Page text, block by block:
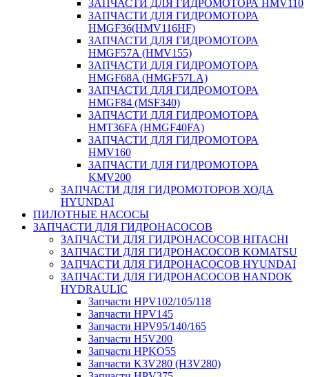
ЗАПЧАСТИ ДЛЯ ГИДРОМОТОРА HMV110
ЗАПЧАСТИ ДЛЯ ГИДРОМОТОРА
HMGF36(HMV116HF)
ЗАПЧАСТИ ДЛЯ ГИДРОМОТОРА
HMGF57A (HMV155)
ЗАПЧАСТИ ДЛЯ ГИДРОМОТОРА
HMGF68A (HMGF57LA)
ЗАПЧАСТИ ДЛЯ ГИДРОМОТОРА
HMGF84 (MSF340)
ЗАПЧАСТИ ДЛЯ ГИДРОМОТОРА
HMT36FA (HMGF40FA)
ЗАПЧАСТИ ДЛЯ ГИДРОМОТОРА
HMV160
ЗАПЧАСТИ ДЛЯ ГИДРОМОТОРА
KMV200
ЗАПЧАСТИ ДЛЯ ГИДРОМОТОРОВ ХОДА
HYUNDAI
ПИЛОТНЫЕ НАСОСЫ
ЗАПЧАСТИ ДЛЯ ГИДРОНАСОСОВ
ЗАПЧАСТИ ДЛЯ ГИДРОНАСОСОВ HITACHI
ЗАПЧАСТИ ДЛЯ ГИДРОНАСОСОВ KOMATSU
ЗАПЧАСТИ ДЛЯ ГИДРОНАСОСОВ HYUNDAI
ЗАПЧАСТИ ДЛЯ ГИДРОНАСОСОВ HANDOK
HYDRAULIC
Запчасти HPV102/105/118
Запчасти HPV145
Запчасти HPV95/140/165
Запчасти H5V200
Запчасти HPKO55
Запчасти K3V280 (H3V280)